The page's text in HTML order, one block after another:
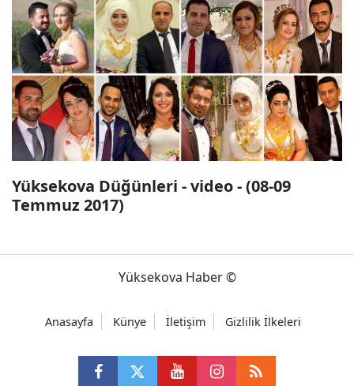
Yüksekova Düğünleri - video - (08-09
Temmuz 2017)
Yüksekova Haber ©
Anasayfa Künye İletişim Gizlilik İlkeleri